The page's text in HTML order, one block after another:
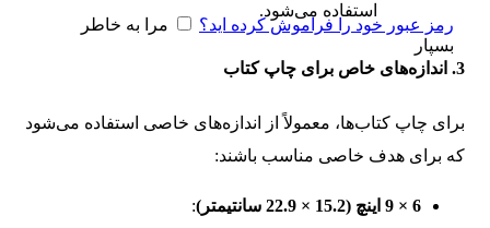
رمز عبور خود را فراموش کرده اید؟
مرا به خاطر
بسپار
استفاده می‌شود.
3. اندازه‌های خاص برای چاپ کتاب
برای چاپ کتاب‌ها، معمولاً از اندازه‌های خاصی استفاده می‌شود
که برای هدف خاصی مناسب باشند:
6 × 9 اینچ (15.2 × 22.9 سانتیمتر)
: